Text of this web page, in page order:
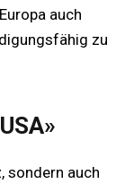
auch
zu
sondern auch